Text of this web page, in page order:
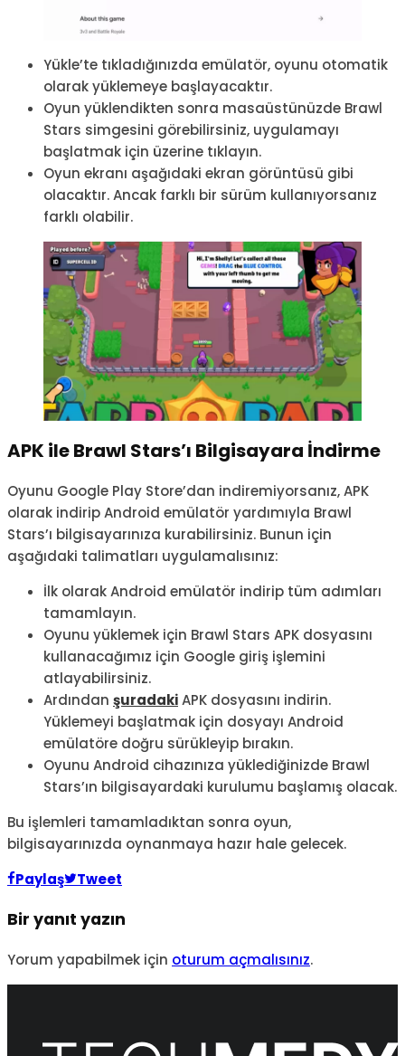
Yükle’te tıkladığınızda emülatör, oyunu otomatik
olarak yüklemeye başlayacaktır.
Oyun yüklendikten sonra masaüstünüzde Brawl
Stars simgesini görebilirsiniz, uygulamayı
başlatmak için üzerine tıklayın.
Oyun ekranı aşağıdaki ekran görüntüsü gibi
olacaktır. Ancak farklı bir sürüm kullanıyorsanız
farklı olabilir.
APK ile Brawl Stars’ı Bilgisayara İndirme
Oyunu Google Play Store’dan indiremiyorsanız, APK
olarak indirip Android emülatör yardımıyla Brawl
Stars’ı bilgisayarınıza kurabilirsiniz. Bunun için
aşağıdaki talimatları uygulamalısınız:
İlk olarak Android emülatör indirip tüm adımları
tamamlayın.
Oyunu yüklemek için Brawl Stars APK dosyasını
kullanacağımız için Google giriş işlemini
atlayabilirsiniz.
Ardından şuradakiAPK dosyasını indirin.
Yüklemeyi başlatmak için dosyayı Android
emülatöre doğru sürükleyip bırakın.
Oyunu Android cihazınıza yüklediğinizde Brawl
Stars’ın bilgisayardaki kurulumu başlamış olacak.
Bu işlemleri tamamladıktan sonra oyun,
bilgisayarınızda oynanmaya hazır hale gelecek.
Paylaş
Tweet
Bir yanıt yazın
Yorum yapabilmek için oturum açmalısınız.